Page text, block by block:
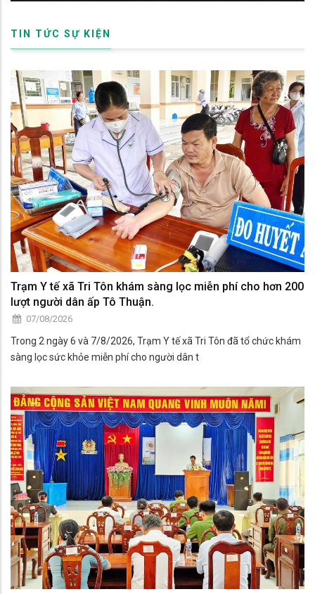
TIN TỨC SỰ KIỆN
Trạm Y tế xã Tri Tôn khám sàng lọc miễn phí cho hơn 200
lượt người dân ấp Tô Thuận.
07/08/2026
Trong 2 ngày 6 và 7/8/2026, Trạm Y tế xã Tri Tôn đã tổ chức khám
sàng lọc sức khỏe miễn phí cho người dân t